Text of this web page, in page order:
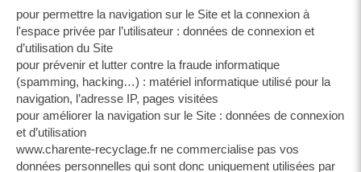
pour permettre la navigation sur le Site et la connexion à
l'espace privée par l’utilisateur : données de connexion et
d’utilisation du Site
pour prévenir et lutter contre la fraude informatique
(spamming, hacking…) : matériel informatique utilisé pour la
navigation, l’adresse IP, pages visitées
pour améliorer la navigation sur le Site : données de connexion
et d’utilisation
www.charente-recyclage.fr ne commercialise pas vos
données personnelles qui sont donc uniquement utilisées par